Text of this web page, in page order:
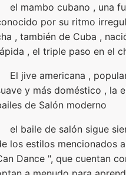
el mambo cubano , una
por su ritmo
, también de Cuba ,
, el triple paso en el
El jive americana ,
y más doméstico , la
de Salón moderno
el baile de salón sigue
los estilos mencionados
Dance ", que cuentan